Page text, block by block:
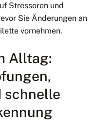
Stressoren und
Sie Änderungen an
vornehmen.
Alltag:
schnelle